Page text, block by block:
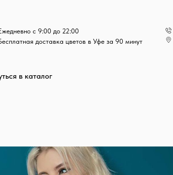
с 9:00 до 22:00
доставка цветов в Уфе за 90 минут
в каталог